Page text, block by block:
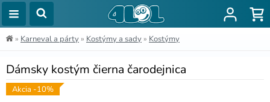
» Karneval a párty » Kostýmy a sady » Kostýmy
Dámsky kostým čierna čarodejnica
Akcia -10%